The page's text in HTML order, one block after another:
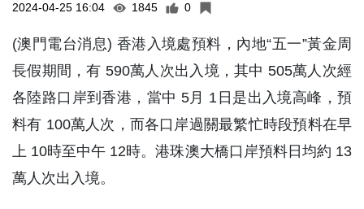
2024-04-25 16:04 1845 0
(澳門電台消息) 香港入境處預料，內地“五一”黃金周
長假期間，有 590萬人次出入境，其中 505萬人次經
各陸路口岸到香港，當中 5月 1日是出入境高峰，預
料有 100萬人次，而各口岸過關最繁忙時段預料在早
上 10時至中午 12時。港珠澳大橋口岸預料日均約 13
萬人次出入境。